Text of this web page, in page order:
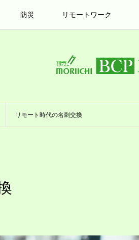
防災 リモートワーク
リモート時代の名刺交換